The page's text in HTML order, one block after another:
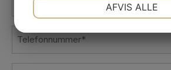
*
Telefon
MARKETING
AFVIS ALLE